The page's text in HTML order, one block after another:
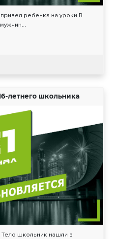
ребенка на уроки В
летнего школьника
школьник нашли в